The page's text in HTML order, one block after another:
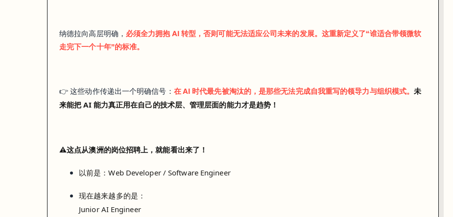
Product Engineer (with AI)
纳德拉向高层明确， 必须全力拥抱 AI 转型，否则可能无法适应公司未来的发展。这重新定义了“谁适合带领微软
走完下一个十年”的标准。
👉这些动作传递出一个明确信号： 在 AI 时代最先被淘汰的，是那些无法完成自我重写的领导力与组织模式。未
来能把 AI 能力真正用在自己的技术层、管理层面的能力才是趋势！
⚠️这点从澳洲的岗位招聘上，就能看出来了！
以前是：Web Developer / Software Engineer
现在越来越多的是：
Junior AI Engineer